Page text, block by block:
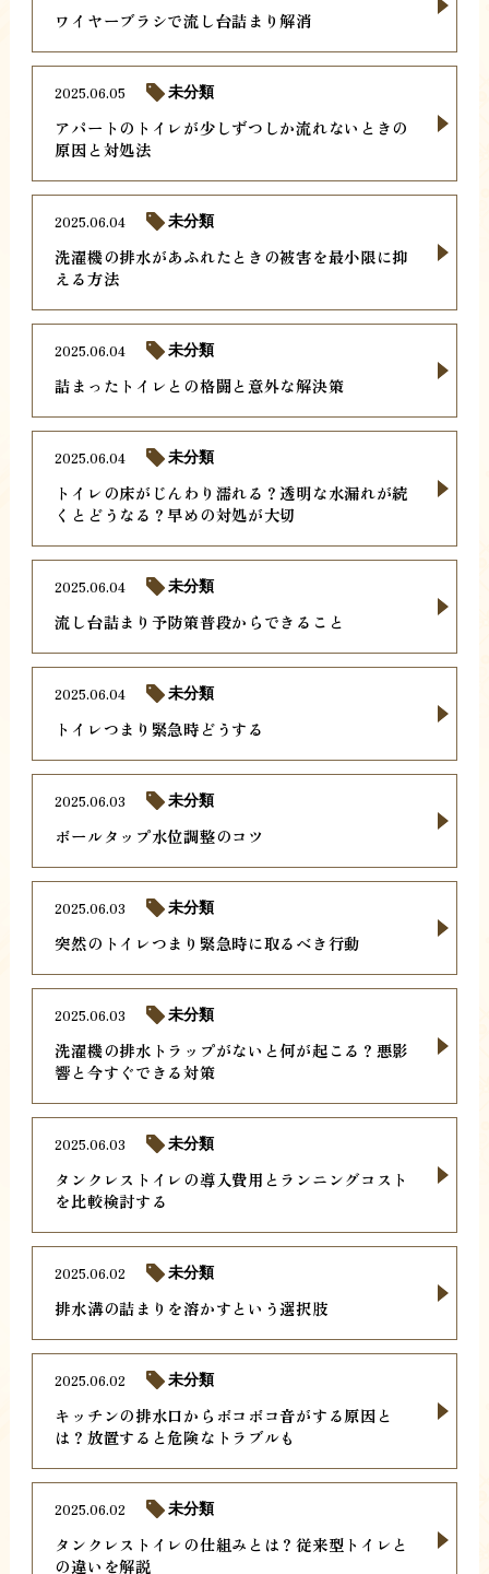
ワイヤーブラシで流し台詰まり解消
アパートのトイレが少しずつしか流れないときの
原因と対処法
2025.06.05 未分類
洗濯機の排水があふれたときの被害を最小限に抑
える方法
2025.06.04 未分類
詰まったトイレとの格闘と意外な解決策
2025.06.04 未分類
トイレの床がじんわり濡れる？透明な水漏れが続
くとどうなる？早めの対処が大切
2025.06.04 未分類
流し台詰まり予防策普段からできること
2025.06.04 未分類
トイレつまり緊急時どうする
2025.06.04 未分類
ボールタップ水位調整のコツ
2025.06.03 未分類
突然のトイレつまり緊急時に取るべき行動
2025.06.03 未分類
洗濯機の排水トラップがないと何が起こる？悪影
響と今すぐできる対策
2025.06.03 未分類
タンクレストイレの導入費用とランニングコスト
を比較検討する
2025.06.03 未分類
排水溝の詰まりを溶かすという選択肢
2025.06.02 未分類
キッチンの排水口からボコボコ音がする原因と
は？放置すると危険なトラブルも
2025.06.02 未分類
タンクレストイレの仕組みとは？従来型トイレと
の違いを解説
2025.06.02 未分類